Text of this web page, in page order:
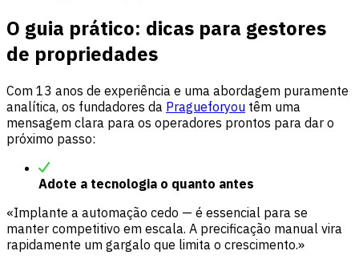
O guia prático: dicas para gestores
de propriedades
Com 13 anos de experiência e uma abordagem puramente
analítica, os fundadores da Pragueforyou têm uma
mensagem clara para os operadores prontos para dar o
próximo passo:
Adote a tecnologia o quanto antes
«Implante a automação cedo — é essencial para se
manter competitivo em escala. A precificação manual vira
rapidamente um gargalo que limita o crescimento.»